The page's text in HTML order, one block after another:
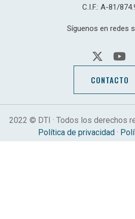
C.I.F.: A-81/
Síguenos en redes
CONTACTO
2022 © DTI · Todos los derechos
Política de privacidad ·